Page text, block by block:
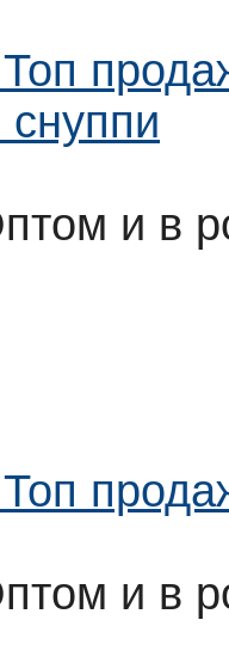
Топ
и в
Топ
и в